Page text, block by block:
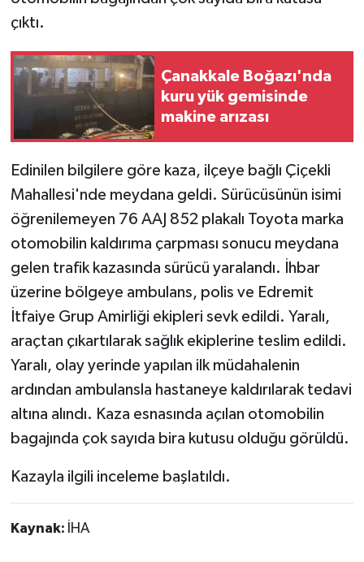
çıktı.
Çanakkale Boğazı'nda
kuru yük gemisinde
makine arızası
Edinilen bilgilere göre kaza, ilçeye bağlı Çiçekli
Mahallesi'nde meydana geldi. Sürücüsünün isimi
öğrenilemeyen 76 AAJ 852 plakalı Toyota marka
otomobilin kaldırıma çarpması sonucu meydana
gelen trafik kazasında sürücü yaralandı. İhbar
üzerine bölgeye ambulans, polis ve Edremit
İtfaiye Grup Amirliği ekipleri sevk edildi. Yaralı,
araçtan çıkartılarak sağlık ekiplerine teslim edildi.
Yaralı, olay yerinde yapılan ilk müdahalenin
ardından ambulansla hastaneye kaldırılarak tedavi
altına alındı. Kaza esnasında açılan otomobilin
bagajında çok sayıda bira kutusu olduğu görüldü.
Kazayla ilgili inceleme başlatıldı.
Kaynak: İHA